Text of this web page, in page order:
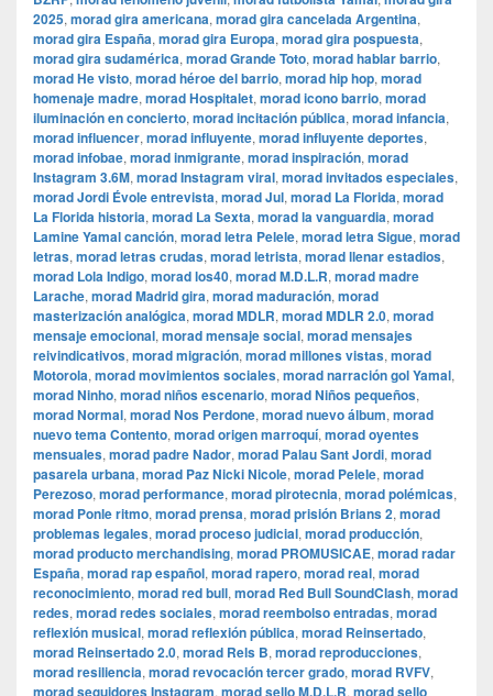
2025, morad gira americana, morad gira cancelada Argentina,
morad gira España, morad gira Europa, morad gira pospuesta,
morad gira sudamérica, morad Grande Toto, morad hablar barrio,
morad He visto, morad héroe del barrio, morad hip hop, morad
homenaje madre, morad Hospitalet, morad icono barrio, morad
iluminación en concierto, morad incitación pública, morad infancia,
morad influencer, morad influyente, morad influyente deportes,
morad infobae, morad inmigrante, morad inspiración, morad
Instagram 3.6M, morad Instagram viral, morad invitados especiales,
morad Jordi Évole entrevista, morad Jul, morad La Florida, morad
La Florida historia, morad La Sexta, morad la vanguardia, morad
Lamine Yamal canción, morad letra Pelele, morad letra Sigue, morad
letras, morad letras crudas, morad letrista, morad llenar estadios,
morad Lola Indigo, morad los40, morad M.D.L.R, morad madre
Larache, morad Madrid gira, morad maduración, morad
masterización analógica, morad MDLR, morad MDLR 2.0, morad
mensaje emocional, morad mensaje social, morad mensajes
reivindicativos, morad migración, morad millones vistas, morad
Motorola, morad movimientos sociales, morad narración gol Yamal,
morad Ninho, morad niños escenario, morad Niños pequeños,
morad Normal, morad Nos Perdone, morad nuevo álbum, morad
nuevo tema Contento, morad origen marroquí, morad oyentes
mensuales, morad padre Nador, morad Palau Sant Jordi, morad
pasarela urbana, morad Paz Nicki Nicole, morad Pelele, morad
Perezoso, morad performance, morad pirotecnia, morad polémicas,
morad Ponle ritmo, morad prensa, morad prisión Brians 2, morad
problemas legales, morad proceso judicial, morad producción,
morad producto merchandising, morad PROMUSICAE, morad radar
España, morad rap español, morad rapero, morad real, morad
reconocimiento, morad red bull, morad Red Bull SoundClash, morad
redes, morad redes sociales, morad reembolso entradas, morad
reflexión musical, morad reflexión pública, morad Reinsertado,
morad Reinsertado 2.0, morad Rels B, morad reproducciones,
morad resiliencia, morad revocación tercer grado, morad RVFV,
morad seguidores Instagram, morad sello M.D.L.R, morad sello